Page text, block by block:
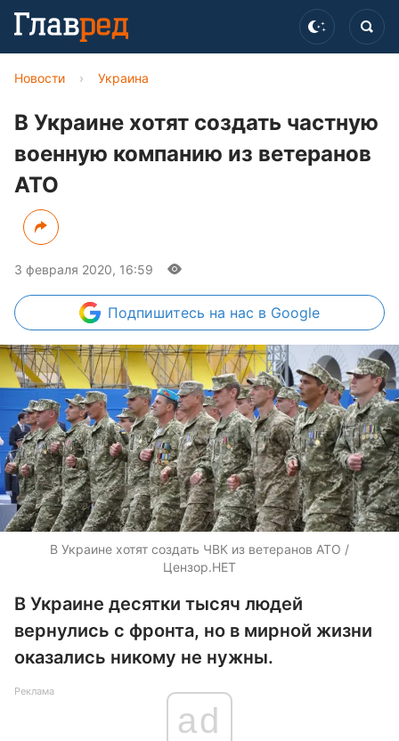
Новости › Украина
В Украине хотят создать частную
военную компанию из ветеранов
АТО
3 февраля 2020, 16:59
Подпишитесь на нас в Google
В Украине хотят создать ЧВК из ветеранов АТО /
Цензор.НЕТ
В Украине десятки тысяч людей
вернулись с фронта, но в мирной жизни
оказались никому не нужны.
Реклама
ad